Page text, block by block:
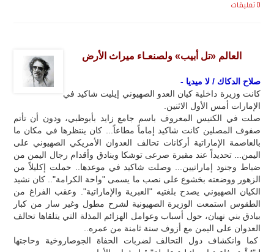
0 تعليقات
العالم «تل أبيب» ولصنعـاء ميراث الأرض
صلاح الدكاك / لا ميديا -
كانت وزيرة داخلية كيان العدو الصهيوني إيليت شاكيد في
الإمارات أمس الأول الاثنين.
صلت في الكنيس المعروف باسم جامع زايد بأبوظبي، ودون أن تأتم
صفوف المصلين كانت شاكيد إماماً مطاعاً... كان ينتظرها في مكان ما
بالعاصمة الإماراتية أركانات تحالف العدوان الأمريكي الصهيوني على
اليمن... تحديداً عند مقبرة صرعى توشكا وبنادق وأقدام رجال اليمن من
ضباط وجنود إماراتيين... وصلت شاكيد في موعدها.. حملت إكليلاً من
الزهور ووضعته بخشوع على نصب ما يسمى "واحة الكرامة".. كان نشيد
الكيان الصهيوني يصدح بلغتيه "العبرية والإماراتية". وعقب الفراغ من
الطقوس استمعت الوزيرة الصهيونية لشرح مطول وغير سار من كبار
بيادق بني نهيان، حول أسباب وعوامل الهزائم المذلة التي يتلقاها تحالف
العدوان على اليمن مع أزوف سنة ثامنة من عمره..
كما وانكشاف دول التحالف لضربات الحفاة الجوصاروخية وحاجتها